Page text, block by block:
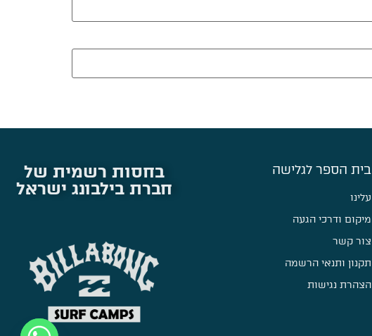
בית הספר לגלישה
עלינו
מיקום ודרכי הגעה
צור קשר
תקנון ותנאי הרשמה
הצהרת נגישות
בחסות רשמית של
חברת בילבונג ישראל